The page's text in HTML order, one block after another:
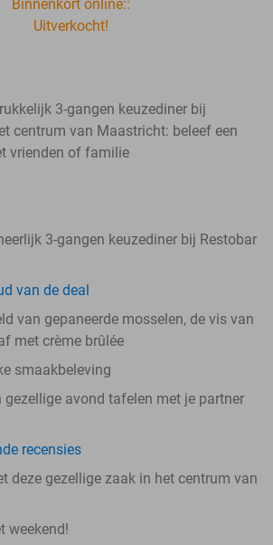
Binnenkort online::
Uitverkocht!
3-gangen keuzediner bij
centrum van Maastricht: beleef een
vrienden of familie
3-gangen keuzediner bij Restobar
van de deal
van gepaneerde mosselen, de vis van
met crème brûlée
smaakbeleving
gezellige avond tafelen met je partner
recensies
deze gezellige zaak in het centrum van
weekend!